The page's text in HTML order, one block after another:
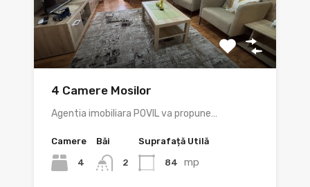
4 Camere Mosilor
Agentia imobiliara POVIL va propune…
Camere
4
Băi
2
Suprafață Utilă
84 mp